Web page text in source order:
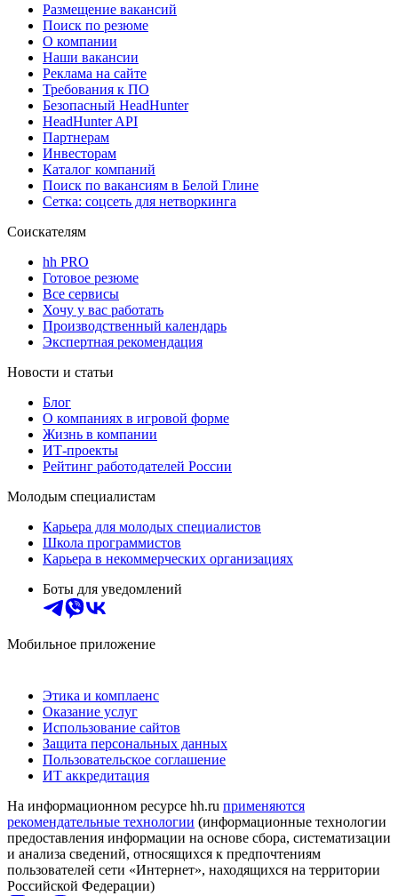
Размещение вакансий
Поиск по резюме
О компании
Наши вакансии
Реклама на сайте
Требования к ПО
Безопасный HeadHunter
HeadHunter API
Партнерам
Инвесторам
Каталог компаний
Поиск по вакансиям в Белой Глине
Сетка: соцсеть для нетворкинга
Соискателям
hh PRO
Готовое резюме
Все сервисы
Хочу у вас работать
Производственный календарь
Экспертная рекомендация
Новости и статьи
Блог
О компаниях в игровой форме
Жизнь в компании
ИТ-проекты
Рейтинг работодателей России
Молодым специалистам
Карьера для молодых специалистов
Школа программистов
Карьера в некоммерческих организациях
Боты для уведомлений
Мобильное приложение
Этика и комплаенс
Оказание услуг
Использование сайтов
Защита персональных данных
Пользовательское соглашение
ИТ аккредитация
На информационном ресурсе hh.ru применяются
рекомендательные технологии (информационные технологии
предоставления информации на основе сбора, систематизации
и анализа сведений, относящихся к предпочтениям
пользователей сети «Интернет», находящихся на территории
Российской Федерации)